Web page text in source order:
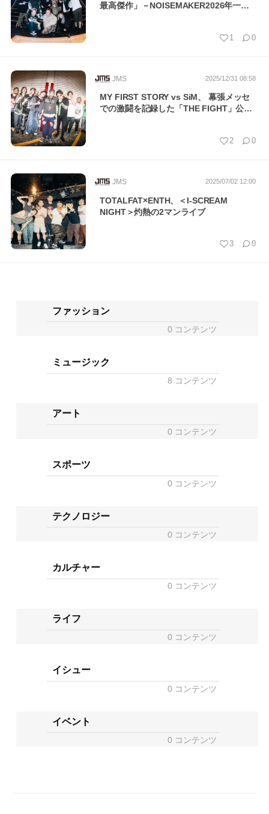
最高傑作」－NOISEMAKER2026年一発
1 0
2025/12/31 08:58
JMS
MY FIRST STORY vs SiM、 幕張メッセ
での激闘を記録した「THE FIGHT」公式
2 0
2025/07/02 12:00
JMS
TOTALFAT×ENTH、＜I-SCREAM
NIGHT＞灼熱の2マンライブ
3 0
ファッション
0 コンテンツ
ミュージック
8 コンテンツ
アート
0 コンテンツ
スポーツ
0 コンテンツ
テクノロジー
0 コンテンツ
カルチャー
0 コンテンツ
ライフ
0 コンテンツ
イシュー
0 コンテンツ
イベント
0 コンテンツ